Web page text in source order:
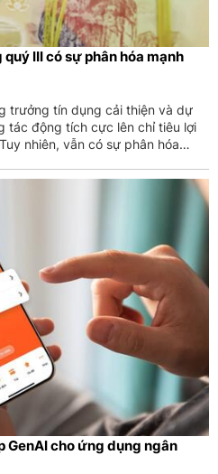
III có sự phân hóa mạnh
trưởng tín dụng cải thiện và dự
tác động tích cực lên chỉ tiêu lợi
nhiên, vẫn có sự phân hóa
GenAI cho ứng dụng ngân